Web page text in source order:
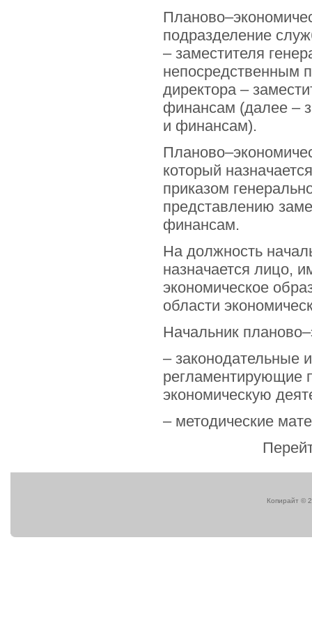
подразделение
– заместителя
непосредственным
директора –
финансам (далее –
и финансам).
который
приказом
представлению
финансам.
На должность
назначается лицо,
экономическое
области
Начальник
– законодательные
регламентирующие
экономическую
– методические
Копирайт ©